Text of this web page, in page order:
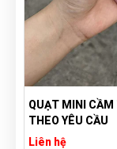
QUẠT MINI CẦM
THEO YÊU CẦU
Liên hệ